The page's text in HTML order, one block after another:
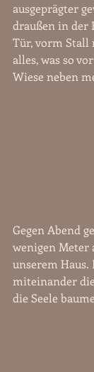
ausgeprägter
draußen in der
Tür, vorm Stall
alles, was so
Wiese neben
Gegen Abend
wenigen Meter
unserem
miteinander
die Seele